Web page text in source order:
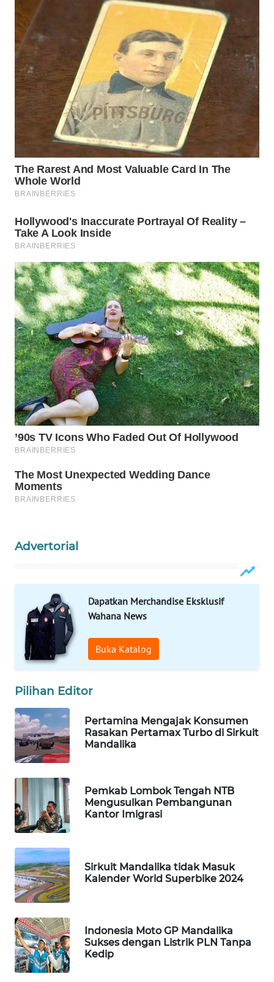
Advertorial
Dapatkan Merchandise Eksklusif
Wahana News
Buka Katalog
Pilihan Editor
Pertamina Mengajak Konsumen
Rasakan Pertamax Turbo di Sirkuit
Mandalika
Pemkab Lombok Tengah NTB
Mengusulkan Pembangunan
Kantor Imigrasi
Sirkuit Mandalika tidak Masuk
Kalender World Superbike 2024
Indonesia Moto GP Mandalika
Sukses dengan Listrik PLN Tanpa
Kedip
SURABAYA
NATUNA
WN
WN
MANDALIKA
LIKUPANG
WN
LABUANBAJO
WN
BORNEO
Wahana
Media
Group
WAHANA
NEWS
WAHANA
TANI
WAHANA
ADVOKAT
KONSUMEN
WAHANA
LISTRIK
WAHANA
TRAVEL
WAHANA
TV
WAHANANEWS
ID
WAHANANEWS
CO ID
NET
WAHANA
SPORT
WAHANA
UMKM